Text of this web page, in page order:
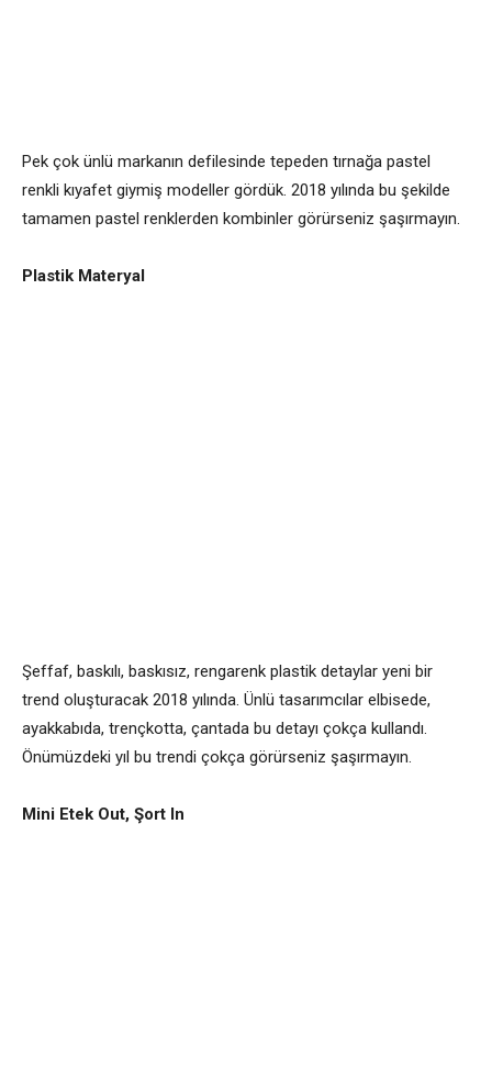
Pek çok ünlü markanın defilesinde tepeden tırnağa pastel
renkli kıyafet giymiş modeller gördük. 2018 yılında bu şekilde
tamamen pastel renklerden kombinler görürseniz şaşırmayın.
Plastik Materyal
Şeffaf, baskılı, baskısız, rengarenk plastik detaylar yeni bir
trend oluşturacak 2018 yılında. Ünlü tasarımcılar elbisede,
ayakkabıda, trençkotta, çantada bu detayı çokça kullandı.
Önümüzdeki yıl bu trendi çokça görürseniz şaşırmayın.
Mini Etek Out, Şort In